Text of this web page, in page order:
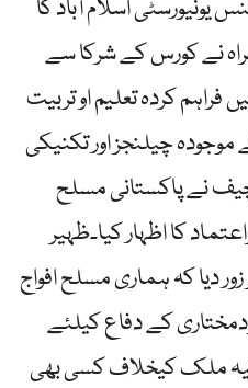
یونیورسٹی اسلام آباد کا
نے کورس کے شرکا سے
کردہ تعلیم او تربیت
موجودہ چیلنجز اور تکنیکی
نے پاکستانی مسلح
کا اظہار کیا۔ظہیر
دیا کہ ہماری مسلح افواج
کے دفاع کیلئے
ملک کیخلاف کسی بھی